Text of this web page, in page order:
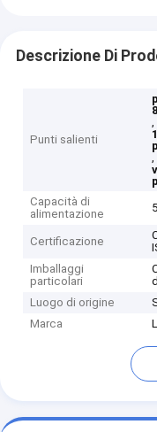
Descrizione Di
Punti salienti
,
,
Capacità di
alimentazione
Certificazione
Imballaggi
particolari
Luogo di origine
Marca